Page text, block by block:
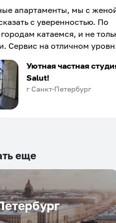
апартаменты, мы с
с уверенностью. По
катаемся, и не
Сервис на отличном
апартаментов доброй души
всегда можно
что как и почему.
на 100% и вам, и
приезжать еще...
Уютная частная
Salut!
г Санкт-Петербург
еще